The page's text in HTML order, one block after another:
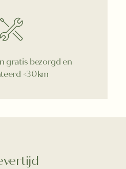
gratis bezorgd en
<30km